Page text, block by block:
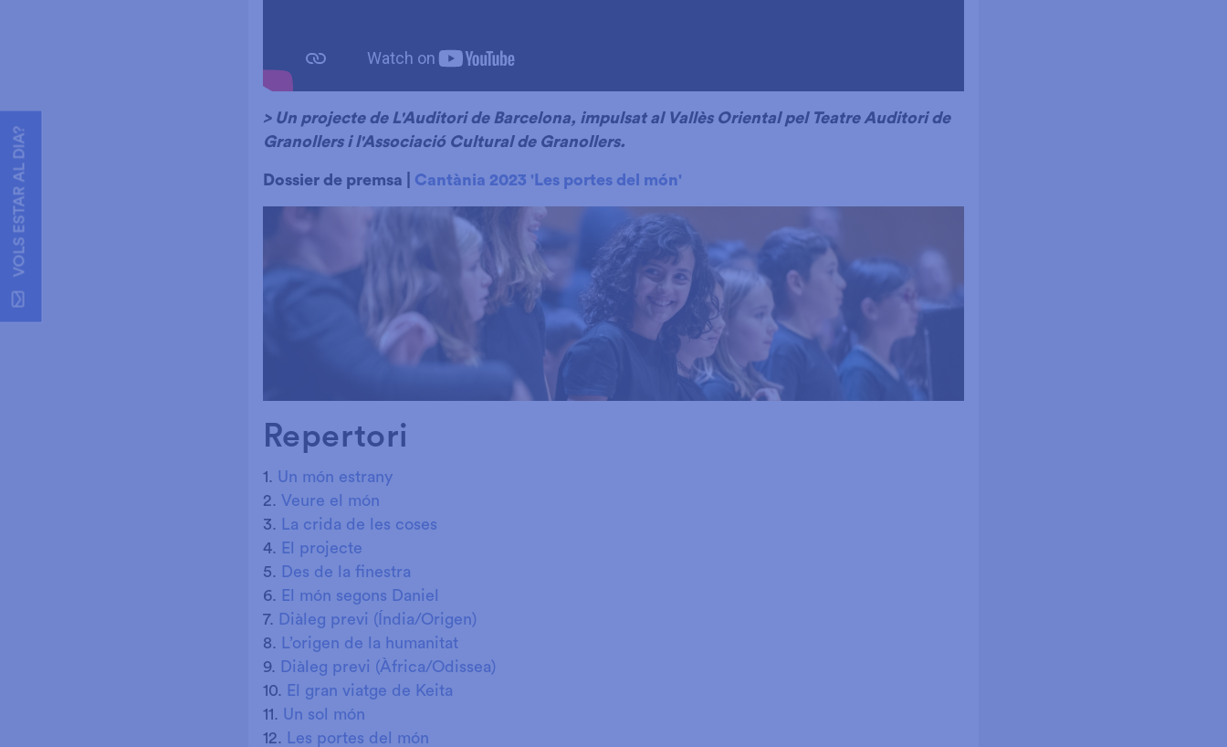
VOLS ESTAR AL DIA?
> Un projecte de L'Auditori de Barcelona, impulsat al Vallès Oriental pel Teatre Auditori de
Granollers i l'Associació Cultural de Granollers.
Dossier de premsa | Cantània 2023 'Les portes del món'
Repertori
1. Un món estrany
2. Veure el món
3. La crida de les coses
4. El projecte
5. Des de la finestra
6. El món segons Daniel
7. Diàleg previ (Índia/Origen)
8. L’origen de la humanitat
9. Diàleg previ (Àfrica/Odissea)
10. El gran viatge de Keita
11. Un sol món
12. Les portes del món